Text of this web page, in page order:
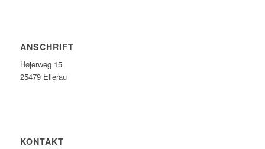
ANSCHRIFT
Højerweg 15
25479 Ellerau
KONTAKT